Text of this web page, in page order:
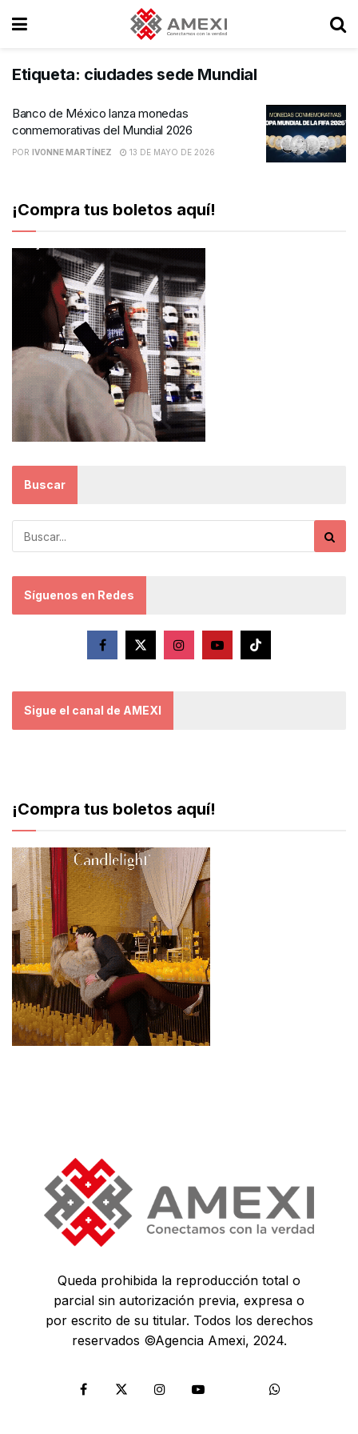
Etiqueta: ciudades sede Mundial
Banco de México lanza monedas
conmemorativas del Mundial 2026
POR IVONNE MARTÍNEZ 13 DE MAYO DE 2026
¡Compra tus boletos aquí!
Buscar
Síguenos en Redes
Sigue el canal de AMEXI
¡Compra tus boletos aquí!
Queda prohibida la reproducción total o
parcial sin autorización previa, expresa o
por escrito de su titular. Todos los derechos
reservados ©Agencia Amexi, 2024.